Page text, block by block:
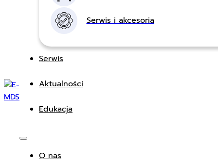
Serwis i akcesoria
Serwis
Aktualności
Edukacja
O nas